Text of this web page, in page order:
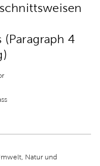
(Paragraph 4
Natur und